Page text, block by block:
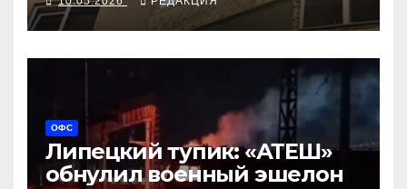
ОФС
Липецкий тупик: «АТЕШ»
обнулил военный эшелон